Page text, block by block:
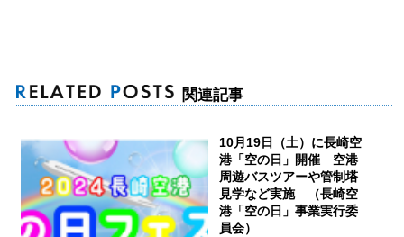
関連記事
10月19日（土）に長崎空
港「空の日」開催 空港
周遊バスツアーや管制塔
見学など実施 （長崎空
港「空の日」事業実行委
員会）